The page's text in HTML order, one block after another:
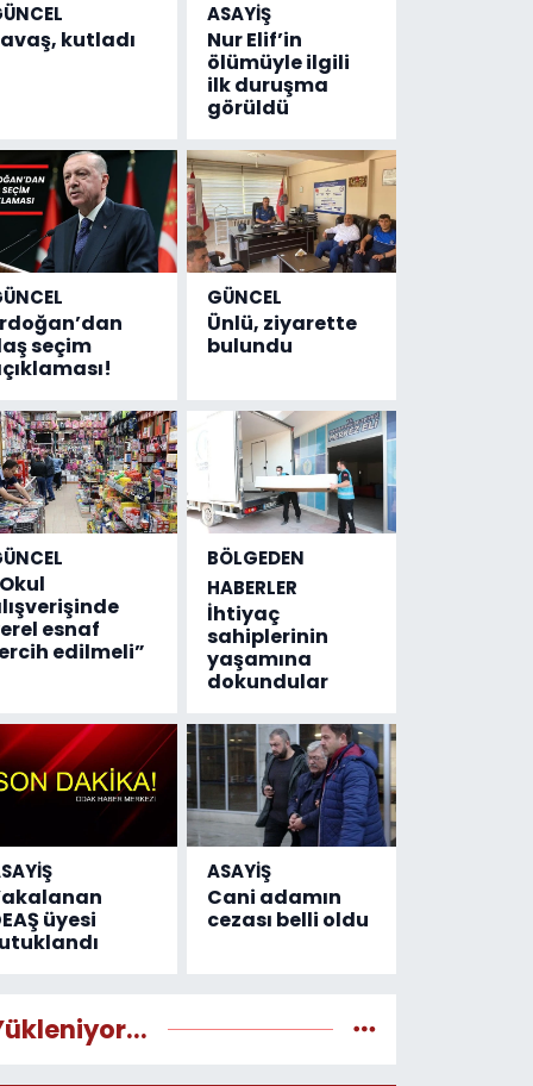
kutladı
ASAYİŞ
Nur Elif’in
ölümüyle ilgili
ilk duruşma
görüldü
seçim
GÜNCEL
Ünlü, ziyarette
bulundu
esnaf
edilmeli”
BÖLGEDEN
HABERLER
İhtiyaç
sahiplerinin
yaşamına
dokundular
üyesi
ASAYİŞ
Cani adamın
cezası belli oldu